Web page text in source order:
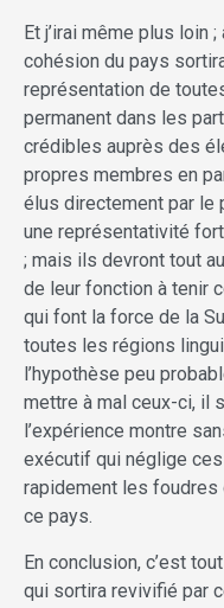
Et j’irai même plus loin
cohésion du pays
représentation de
permanent dans les
crédibles auprès des
propres membres en
élus directement par le
une représentativité
; mais ils devront tout
de leur fonction à tenir
qui font la force de la
toutes les régions
l’hypothèse peu
mettre à mal ceux-ci, il
l’expérience montre
exécutif qui néglige
rapidement les
ce pays.
En conclusion, c’est
qui sortira revivifié par